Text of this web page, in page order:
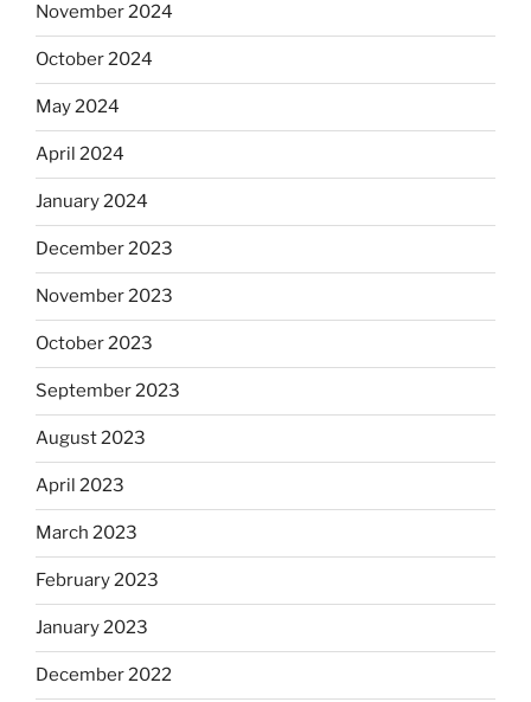
November 2024
October 2024
May 2024
April 2024
January 2024
December 2023
November 2023
October 2023
September 2023
August 2023
April 2023
March 2023
February 2023
January 2023
December 2022